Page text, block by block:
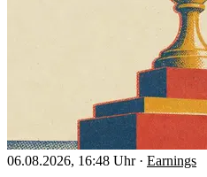
06.08.2026, 16:48 Uhr · Earnings